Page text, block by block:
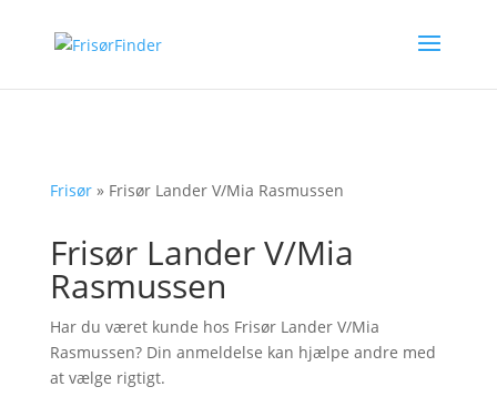
Frisør» Frisør Lander V/Mia Rasmussen
Frisør Lander V/Mia
Rasmussen
Har du været kunde hos Frisør Lander V/Mia
Rasmussen? Din anmeldelse kan hjælpe andre med
at vælge rigtigt.